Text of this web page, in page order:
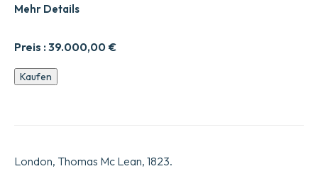
Preis :39.000,00 €
Mehr Details
Die
Nationalen
Vergnügungen
Kaufen
London, Thomas Mc Lean, 1823.